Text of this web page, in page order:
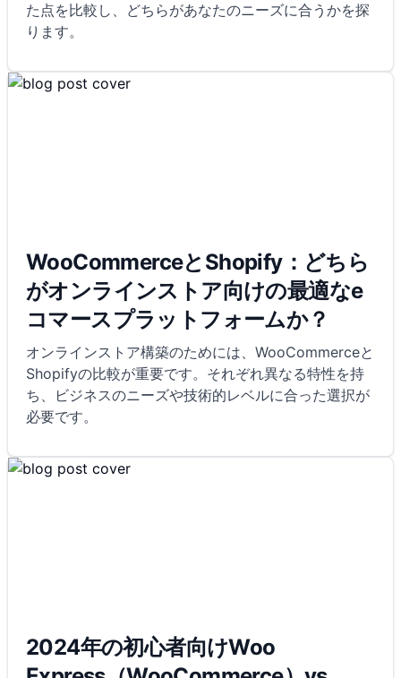
た点を比較し、どちらがあなたのニーズに合うかを探
ります。
WooCommerceとShopify：どちら
がオンラインストア向けの最適なe
コマースプラットフォームか？
オンラインストア構築のためには、WooCommerceと
Shopifyの比較が重要です。それぞれ異なる特性を持
ち、ビジネスのニーズや技術的レベルに合った選択が
必要です。
2024年の初心者向けWoo